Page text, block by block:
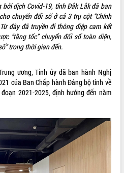
dịch Covid-19, tỉnh Đắk Lắk đã ban
chuyển đổi số ở cả 3 trụ cột “Chính
đây đã truyền đi thông điệp cam kết
“tăng tốc” chuyển đổi số toàn diện,
trong thời gian đến.
ương, Tỉnh ủy đã ban hành Nghị
của Ban Chấp hành Đảng bộ tỉnh về
2021-2025, định hướng đến năm